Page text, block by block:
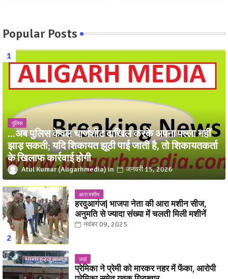
Popular Posts
पुलिस
...अब पुलिस केवल चार्जशीट दाखिल करके अपना पल्ला नहीं
झाड़ सकती; यदि शिकायत झूठी पाई जाती है, तो शिकायतकर्ता
के खिलाफ कार्रवाई होगी
Atul Kumar (Aligarhmedia) जनवरी 15, 2026
आरा मशीन
हरदुआगंज| भाजपा नेता की आरा मशीन सीज,
अनुमति से ज्यादा संख्या में चलती मिली मशीनें
नवंबर 09, 2025
जवां
प्रेमिका ने प्रेमी को मारकर नहर में फेंका, आरोपी